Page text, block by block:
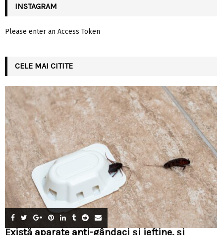
INSTAGRAM
Please enter an Access Token
CELE MAI CITITE
Există aparate anti-gândaci și ieftine, și